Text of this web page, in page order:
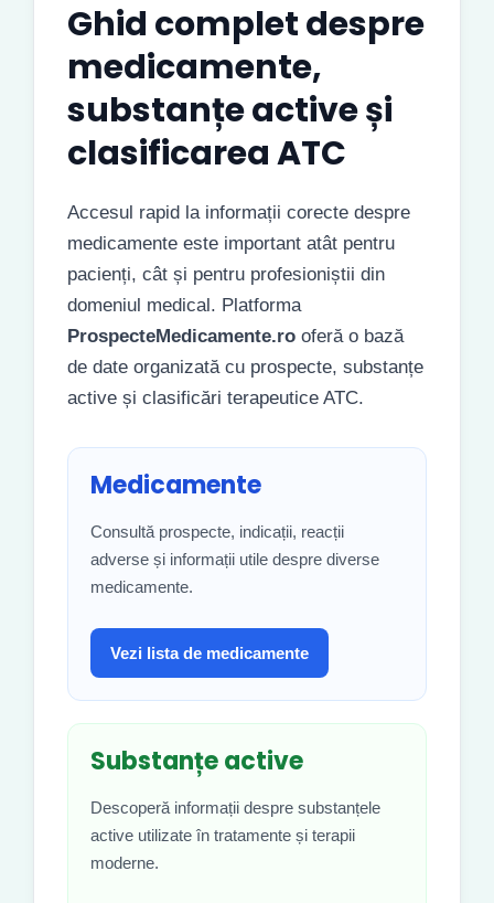
Ghid complet despre
medicamente,
substanțe active și
clasificarea ATC
Accesul rapid la informații corecte despre
medicamente este important atât pentru
pacienți, cât și pentru profesioniștii din
domeniul medical. Platforma
ProspecteMedicamente.ro oferă o bază
de date organizată cu prospecte, substanțe
active și clasificări terapeutice ATC.
Medicamente
Consultă prospecte, indicații, reacții
adverse și informații utile despre diverse
medicamente.
Vezi lista de medicamente
Substanțe active
Descoperă informații despre substanțele
active utilizate în tratamente și terapii
moderne.